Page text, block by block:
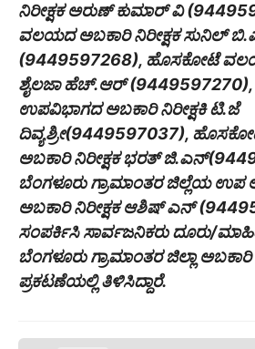
ನಿರೀಕ್ಷಕ ಅರುಣ್ ಕುಮಾರ್ ವಿ
ವಲಯದ ಅಬಕಾರಿ ನಿರೀಕ್ಷಕ ಸುನಿಲ್
(9449597268), ಹೊಸಕೋಟೆ
ಶೈಲಜಾ ಹೆಚ್.ಆರ್
ಉಪವಿಭಾಗದ ಅಬಕಾರಿ ನಿರೀಕ್ಷಕಿ ಟಿ.ಜೆ
ದಿವ್ಯಶ್ರೀ(9449597037),
ಅಬಕಾರಿ ನಿರೀಕ್ಷಕ ಭರತ್
ಬೆಂಗಳೂರು ಗ್ರಾಮಾಂತರ ಜಿಲ್ಲೆಯ ಉಪ
ಅಬಕಾರಿ ನಿರೀಕ್ಷಕ ಆಶಿಷ್ ಎನ್
ಸಂಪರ್ಕಿಸಿ ಸಾರ್ವಜನಿಕರು ದೂರು/
ಬೆಂಗಳೂರು ಗ್ರಾಮಾಂತರ ಜಿಲ್ಲಾ
ಪ್ರಕಟಣೆಯಲ್ಲಿ ತಿಳಿಸಿದ್ದಾರೆ.